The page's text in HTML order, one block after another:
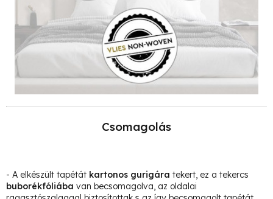
Csomagolás
- A elkészült tapétát kartonos gurigára tekert, ez a tekercs
buborékfóliába van becsomagolva, az oldalai